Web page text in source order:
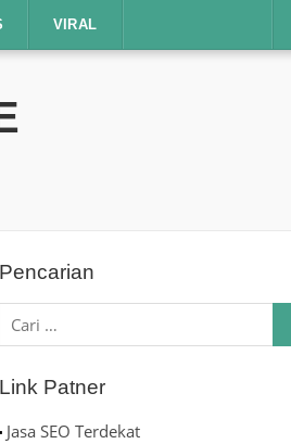
VIRAL
Pencarian
Cari
untuk:
Link Patner
Jasa SEO Terdekat